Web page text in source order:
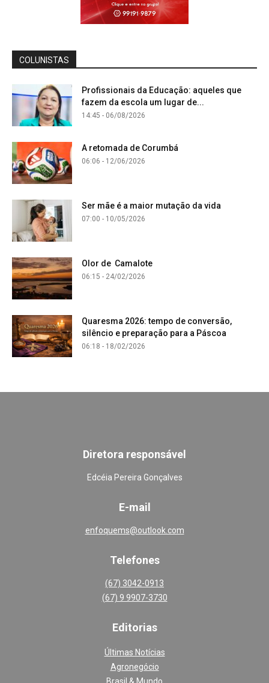
COLUNISTAS
Profissionais da Educação: aqueles que
fazem da escola um lugar de...
14:45 - 06/08/2026
A retomada de Corumbá
06:06 - 12/06/2026
Ser mãe é a maior mutação da vida
07:00 - 10/05/2026
Olor de Camalote
06:15 - 24/02/2026
Quaresma 2026: tempo de conversão,
silêncio e preparação para a Páscoa
06:18 - 18/02/2026
Diretora responsável
Edcéia Pereira Gonçalves
E-mail
enfoquems@outlook.com
Telefones
(67) 3042-0913
(67) 9 9907-3730
Editorias
Últimas Notícias
Agronegócio